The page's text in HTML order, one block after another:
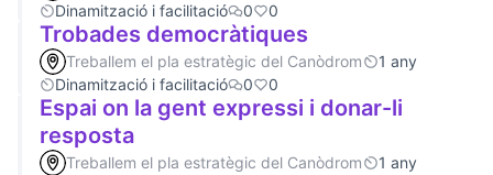
Dinamització i facilitació
0 0
Trobades democràtiques
Treballem el pla estratègic del Canòdrom
1 any
Dinamització i facilitació
0 0
Espai on la gent expressi i donar-li
resposta
Treballem el pla estratègic del Canòdrom
1 any